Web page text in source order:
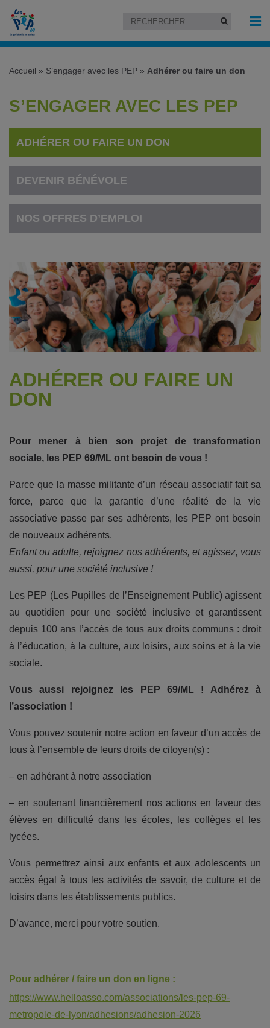
Accueil » S’engager avec les PEP » Adhérer ou faire un don
S’ENGAGER AVEC LES PEP
ADHÉRER OU FAIRE UN DON
DEVENIR BÉNÉVOLE
NOS OFFRES D’EMPLOI
ADHÉRER OU FAIRE UN
DON
Pour mener à bien son projet de transformation
sociale, les PEP 69/ML ont besoin de vous !
Parce que la masse militante d’un réseau associatif fait sa
force, parce que la garantie d’une réalité de la vie
associative passe par ses adhérents, les PEP ont besoin
de nouveaux adhérents.
Enfant ou adulte, rejoignez nos adhérents, et agissez, vous
aussi, pour une société inclusive !
Les PEP (Les Pupilles de l’Enseignement Public) agissent
au quotidien pour une société inclusive et garantissent
depuis 100 ans l’accès de tous aux droits communs : droit
à l’éducation, à la culture, aux loisirs, aux soins et à la vie
sociale.
Vous aussi rejoignez les PEP 69/ML ! Adhérez à
l’association !
Vous pouvez soutenir notre action en faveur d’un accès de
tous à l’ensemble de leurs droits de citoyen(s) :
– en adhérant à notre association
– en soutenant financièrement nos actions en faveur des
élèves en difficulté dans les écoles, les collèges et les
lycées.
Vous permettrez ainsi aux enfants et aux adolescents un
accès égal à tous les activités de savoir, de culture et de
loisirs dans les établissements publics.
D’avance, merci pour votre soutien.
Pour adhérer / faire un don en ligne :
https://www.helloasso.com/associations/les-pep-69-
metropole-de-lyon/adhesions/adhesion-2026